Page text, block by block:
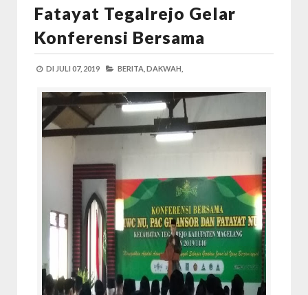
Fatayat Tegalrejo Gelar
Konferensi Bersama
DI JULI 07, 2019 BERITA, DAKWAH,